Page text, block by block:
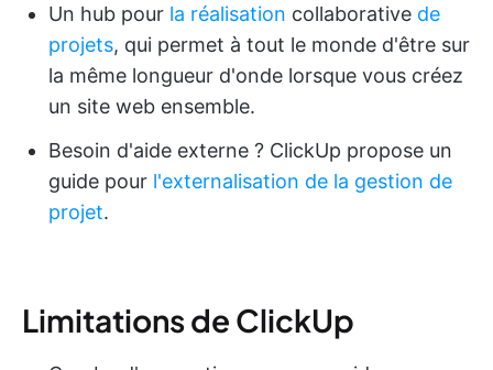
Un hub pour la réalisation collaborative de
projets, qui permet à tout le monde d'être sur
la même longueur d'onde lorsque vous créez
un site web ensemble.
Besoin d'aide externe ? ClickUp propose un
guide pour l'externalisation de la gestion de
projet.
Limitations de ClickUp